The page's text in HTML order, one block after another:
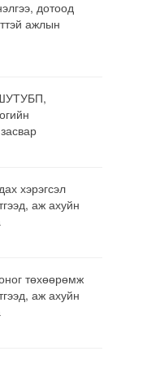
дотоод
ажлын
хэрэгсэл
аж ахуйн
төхөөрөмж
аж ахуйн